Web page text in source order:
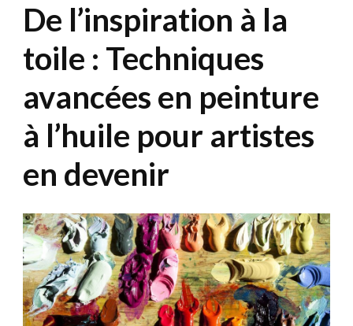
De l’inspiration à la
toile : Techniques
avancées en peinture
à l’huile pour artistes
en devenir